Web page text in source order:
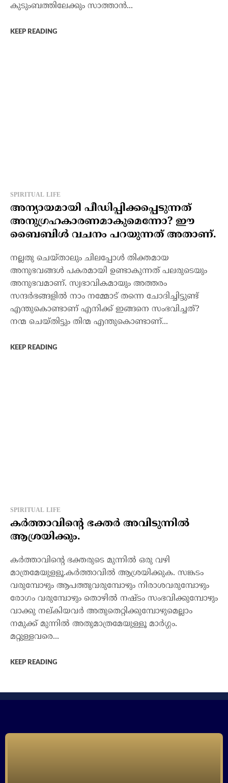
കുടുംബത്തിലേക്കും സാത്താന്‍...
KEEP READING
SPIRITUAL LIFE
അന്യായമായി പീഡിപ്പിക്കപ്പെടുന്നത്
അനുഗ്രഹകാരണമാകുമെന്നോ? ഈ
ബൈബിള്‍ വചനം പറയുന്നത് അതാണ്.
നല്ലതു ചെയ്താലും ചിലപ്പോള്‍ തിക്തമായ
അനുഭവങ്ങള്‍ പകരമായി ഉണ്ടാകുന്നത് പലരുടെയും
അനുഭവമാണ്. സ്വഭാവികമായും അത്തരം
സന്ദര്‍ഭങ്ങളില്‍ നാം നമ്മോട് തന്നെ ചോദിച്ചിട്ടുണ്ട്
എന്തുകൊണ്ടാണ് എനിക്ക് ഇങ്ങനെ സംഭവിച്ചത്?
നന്മ ചെയ്തിട്ടും തിന്മ എന്തുകൊണ്ടാണ്...
KEEP READING
SPIRITUAL LIFE
കര്‍ത്താവിന്റെ ഭക്തര്‍ അവിടുന്നില്‍
ആശ്രയിക്കും.
കര്‍ത്താവിന്റെ ഭക്തരുടെ മുന്നില്‍ ഒരു വഴി
മാത്രമേയുളളൂ.കര്‍ത്താവില്‍ ആശ്രയിക്കുക. സങ്കടം
വരുമ്പോഴും ആപത്തുവരുമ്പോഴും നിരാശവരുമ്പോഴും
രോഗം വരുമ്പോഴും തൊഴില്‍ നഷ്ടം സംഭവിക്കുമ്പോഴും
വാക്കു നല്കിയവര്‍ അതുതെറ്റിക്കുമ്പോഴുമെല്ലാം
നമുക്ക് മുന്നില്‍ അതുമാത്രമേയുള്ളൂ മാര്‍ഗ്ഗം.
മറ്റുള്ളവരെ...
KEEP READING